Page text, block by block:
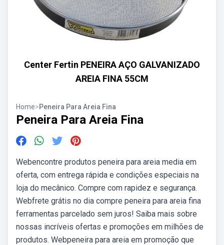
Center Fertin PENEIRA AÇO GALVANIZADO
AREIA FINA 55CM
Home>Peneira Para Areia Fina
Peneira Para Areia Fina
Webencontre produtos peneira para areia media em
oferta, com entrega rápida e condições especiais na
loja do mecânico. Compre com rapidez e segurança.
Webfrete grátis no dia compre peneira para areia fina
ferramentas parcelado sem juros! Saiba mais sobre
nossas incríveis ofertas e promoções em milhões de
produtos. Webpeneira para areia em promoção que